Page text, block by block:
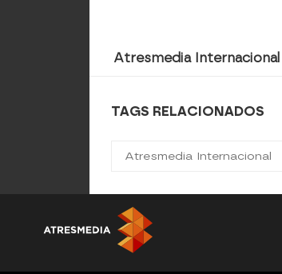
Atresmedia Internacional
TAGS RELACIONADOS
Atresmedia Internacional